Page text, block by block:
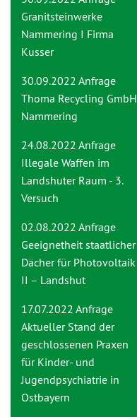
Granitsteinwerke
Nammering I Firma
Kusser
30.09.2022 Anfrage
Thoma Recycling GmbH
Nammering
24.08.2022 Anfrage
Illegale Waffen im
Landshuter Raum - 3.
Versuch
02.08.2022 Anfrage
Geeignetheit staatlicher
Dächer für Photovoltaik
II – Landshut
17.07.2022 Anfrage
Aktueller Stand der
geschlossenen Praxen
für Kinder- und
Jugendpsychiatrie in
Ostbayern